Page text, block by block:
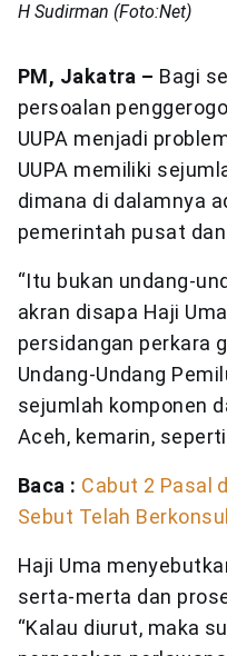
H Sudirman (Foto:Net)
PM, Jakatra – Bagi
persoalan
UUPA menjadi
UUPA memiliki
dimana di dalamnya
pemerintah pusat
“Itu bukan undang-
akran disapa Haji
persidangan perkara
Undang-Undang
sejumlah komponen
Aceh, kemarin,
Baca : Cabut 2 Pasal
Sebut Telah
Haji Uma
serta-merta dan
“Kalau diurut, maka